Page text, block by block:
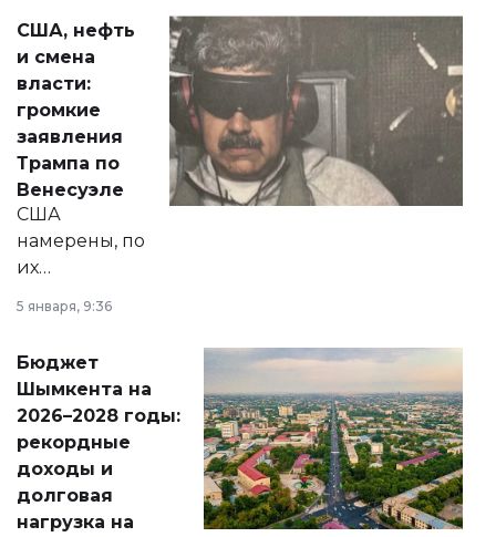
актуальных тем —
от слухов о
политических
реформах до
вопросов армии,
экономики и
личного здоровья.
США, нефть
и смена
власти:
громкие
заявления
Трампа по
Венесуэле
США
намерены, по
их
принести
народу
Венесуэлы.
5 января, 9:36
Бюджет
Шымкента на
2026–2028 годы:
рекордные
доходы и
долговая
нагрузка на